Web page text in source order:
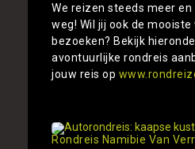
We reizen steeds meer
weg! Wil jij ook de
bezoeken? Bekijk
avontuurlijke rondreis
jouw reis op
Rondreis Namibie Van